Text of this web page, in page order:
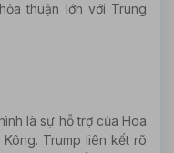
thuận lớn với Trung
là sự hỗ trợ của Hoa
Trump liên kết rõ